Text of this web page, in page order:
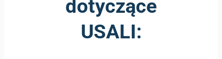
dotyczące
USALI: